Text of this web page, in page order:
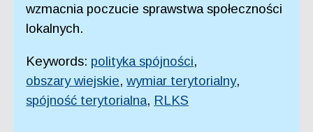
wzmacnia poczucie sprawstwa społeczności
lokalnych.
Keywords: polityka spójności,
obszary wiejskie,wymiar terytorialny,
spójność terytorialna, RLKS